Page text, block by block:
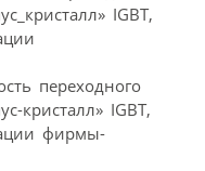
переходного
кристалл» IGBT,
фирмы-